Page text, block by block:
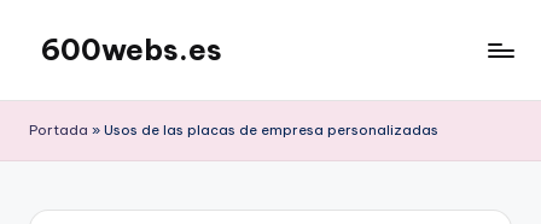
Saltar
contenido
600webs.es
Portada » Usos de las placas de empresa personalizadas